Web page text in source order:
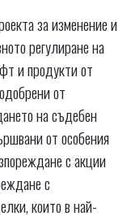
за изменение и
регулиране на
и продукти от
от
на съдебен
от особения
с акции
с
които в най-